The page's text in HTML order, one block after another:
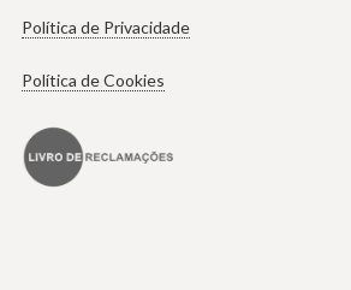
Política de Privacidade
Política de Cookies